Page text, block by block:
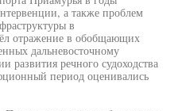
а также проблем
в
отражение в обобщающих
дальневосточному
развития речного судоходства
период оценивались